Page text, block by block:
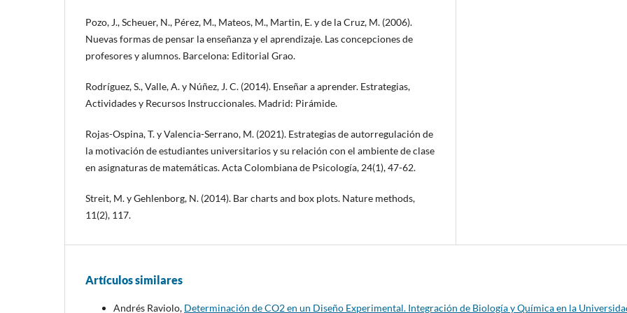
Pozo, J., Scheuer, N., Pérez, M., Mateos, M., Martin, E. y de la Cruz, M. (2006).
Nuevas formas de pensar la enseñanza y el aprendizaje. Las concepciones de
profesores y alumnos. Barcelona: Editorial Grao.
Rodríguez, S., Valle, A. y Núñez, J. C. (2014). Enseñar a aprender. Estrategias,
Actividades y Recursos Instruccionales. Madrid: Pirámide.
Rojas-Ospina, T. y Valencia-Serrano, M. (2021). Estrategias de autorregulación de
la motivación de estudiantes universitarios y su relación con el ambiente de clase
en asignaturas de matemáticas. Acta Colombiana de Psicología, 24(1), 47-62.
Streit, M. y Gehlenborg, N. (2014). Bar charts and box plots. Nature methods,
11(2), 117.
Artículos similares
Andrés Raviolo, Determinación de CO2 en un Diseño Experimental. Integración de Biología y Química en la